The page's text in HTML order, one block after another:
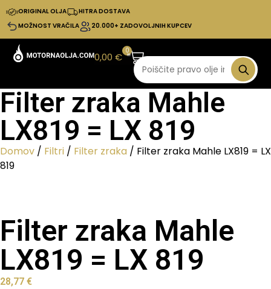
ORIGINAL OLJA
HITRA DOSTAVA
MOŽNOST VRAČILA
20.000+ ZADOVOLJNIH KUPCEV
0,00€
0
Filter zraka Mahle
LX819 = LX 819
Domov / Filtri / Filter zraka / Filter zraka Mahle LX819 = LX
819
Filter zraka Mahle
LX819 = LX 819
28,77 €